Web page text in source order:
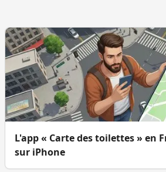
L'app « Carte des toilettes » en
sur iPhone